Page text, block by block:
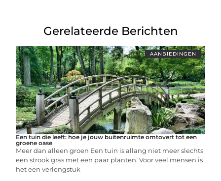
Gerelateerde Berichten
AANBIEDINGEN
Een tuin die leeft: hoe je jouw buitenruimte omtovert tot een
groene oase
Meer dan alleen groen Een tuin is allang niet meer slechts
een strook gras met een paar planten. Voor veel mensen is
het een verlengstuk